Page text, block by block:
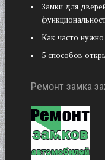
Замки для
Как часто нужно
5 способов
Ремонт замка